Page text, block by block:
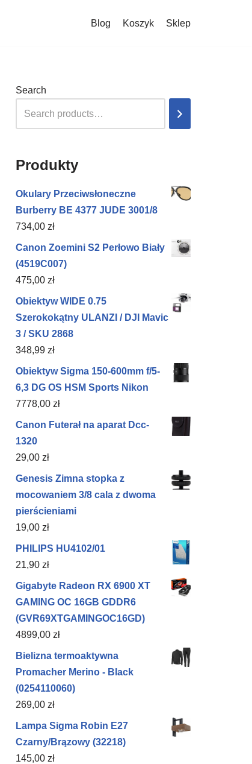
Blog Koszyk Sklep
Search
Produkty
Okulary Przeciwsłoneczne
Burberry BE 4377 JUDE 3001/8
734,00 zł
Canon Zoemini S2 Perłowo Biały
(4519C007)
475,00 zł
Obiektyw WIDE 0.75
Szerokokątny ULANZI / DJI Mavic
3 / SKU 2868
348,99 zł
Obiektyw Sigma 150-600mm f/5-
6,3 DG OS HSM Sports Nikon
7778,00 zł
Canon Futerał na aparat Dcc-
1320
29,00 zł
Genesis Zimna stopka z
mocowaniem 3/8 cala z dwoma
pierścieniami
19,00 zł
PHILIPS HU4102/01
21,90 zł
Gigabyte Radeon RX 6900 XT
GAMING OC 16GB GDDR6
(GVR69XTGAMINGOC16GD)
4899,00 zł
Bielizna termoaktywna
Promacher Merino - Black
(0254110060)
269,00 zł
Lampa Sigma Robin E27
Czarny/Brązowy (32218)
145,00 zł